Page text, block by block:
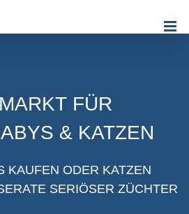
FÜR
& KATZEN
KAUFEN ODER KATZEN
SERIÖSER ZÜCHTER